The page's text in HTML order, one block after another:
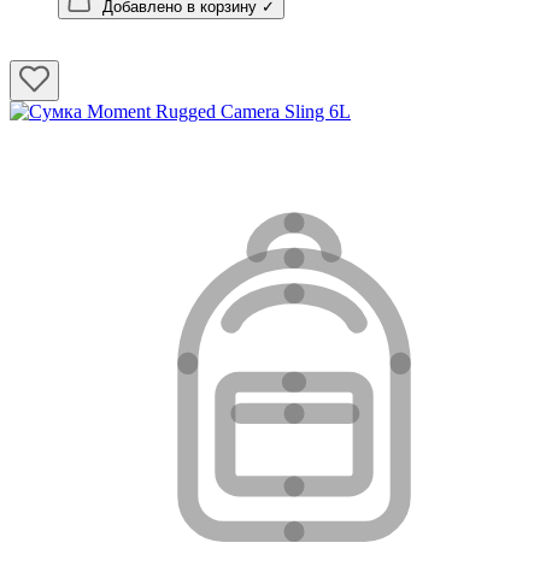
Добавлено в корзину ✓